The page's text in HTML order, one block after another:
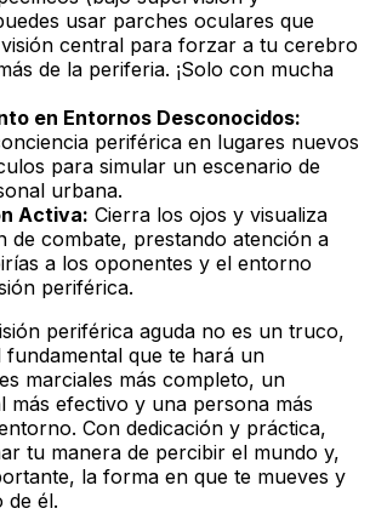
usar parches oculares que
central para forzar a tu cerebro
de la periferia. ¡Solo con mucha
en Entornos Desconocidos:
periférica en lugares nuevos
para simular un escenario de
urbana.
Activa: Cierra los ojos y visualiza
de combate, prestando atención a
a los oponentes y el entorno
periférica.
periférica aguda no es un truco,
fundamental que te hará un
marciales más completo, un
más efectivo y una persona más
Con dedicación y práctica,
tu manera de percibir el mundo y,
la forma en que te mueves y
de él.